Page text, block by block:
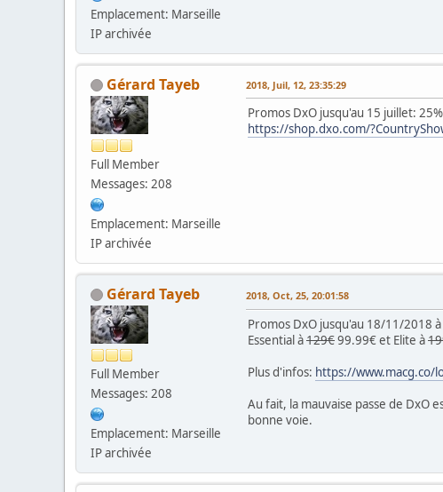
Emplacement: Marseille
IP archivée
Gérard Tayeb
Full Member
Messages: 208
Emplacement: Marseille
IP archivée
2018, Juil, 12, 23:35:29
Promos DxO jusqu'au 15 juillet:
https://shop.dxo.com/
Gérard Tayeb
Full Member
Messages: 208
Emplacement: Marseille
IP archivée
2018, Oct, 25, 20:01:58
Promos DxO jusqu'au 18/11/2018
Essential à129€99.99€ et Elite à
Plus d'infos: https://www.macg.co/
Au fait, la mauvaise passe de DxO
bonne voie.